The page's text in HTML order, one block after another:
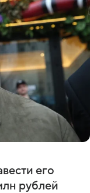
его
рублей